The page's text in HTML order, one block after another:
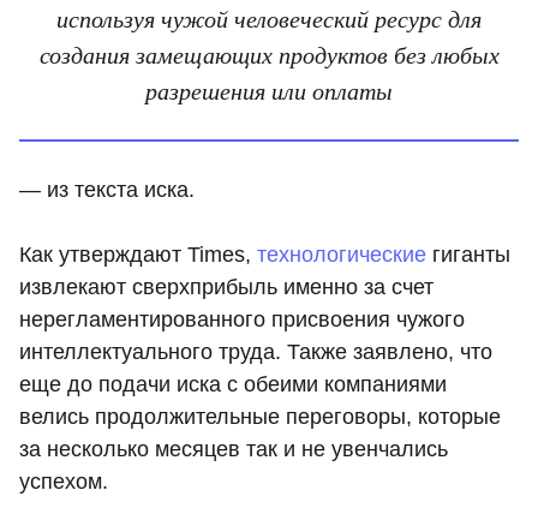
используя чужой человеческий ресурс для
создания замещающих продуктов без любых
разрешения или оплаты
— из текста иска.
Как утверждают Times, технологические гиганты
извлекают сверхприбыль именно за счет
нерегламентированного присвоения чужого
интеллектуального труда. Также заявлено, что
еще до подачи иска с обеими компаниями
велись продолжительные переговоры, которые
за несколько месяцев так и не увенчались
успехом.